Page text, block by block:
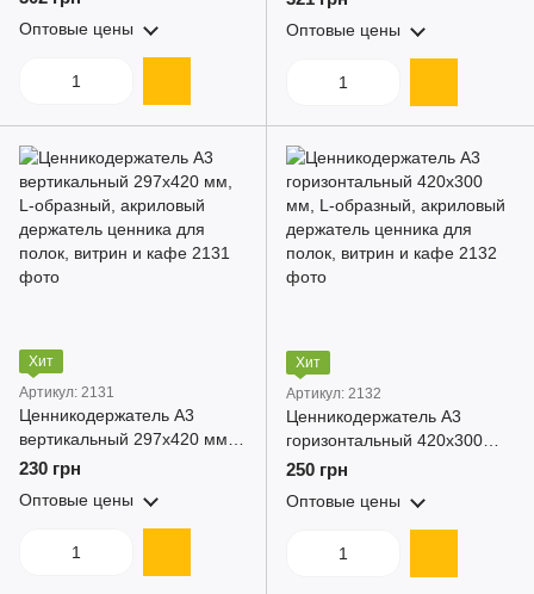
тент для меню и рекламы
Оптовые цены Оптовые цены
Хит
Артикул: 2131
Ценникодержатель А3
вертикальный 297x420 мм,
L-образный, акриловый
полок, витрин и кафе
230 грн
Оптовые цены
Хит
Артикул: 2132
Ценникодержатель А3
горизонтальный 420x300
мм, L-образный, акриловый
полок, витрин и кафе
250 грн
Оптовые цены